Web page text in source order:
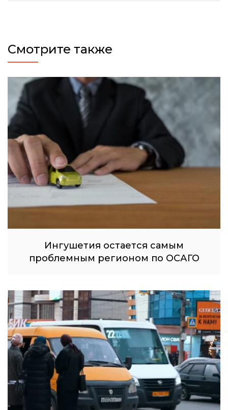
Смотрите также
Ингушетия остается самым
проблемным регионом по ОСАГО